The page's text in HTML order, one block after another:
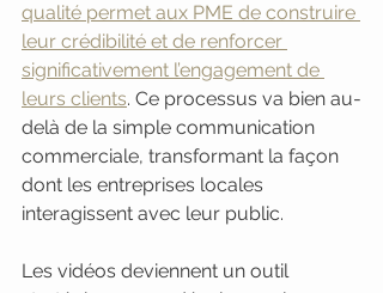
qualité permet aux PME de construire
leur crédibilité et de renforcer
significativement l’engagement de
leurs clients. Ce processus va bien au-
delà de la simple communication
commerciale, transformant la façon
dont les entreprises locales
interagissent avec leur public.
Les vidéos deviennent un outil